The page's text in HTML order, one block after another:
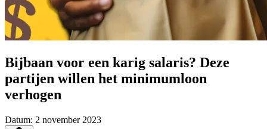
Bijbaan voor een karig salaris? Deze
partijen willen het minimumloon
verhogen
Datum: 2 november 2023